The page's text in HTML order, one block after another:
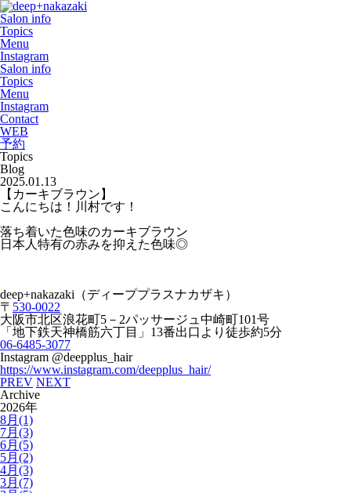
Salon info
Topics
Menu
Instagram
Salon info
Topics
Menu
Instagram
Contact
WEB
予約
Topics
Blog
2025.01.13
【カーキブラウン】
こんにちは！川村です！
落ち着いた色味のカーキブラウン
日本人特有の赤みを抑えた色味◎
deep+nakazaki（ディーププラスナカザキ）
〒 530-0022
大阪市北区浪花町5－2パッサージュ中崎町101号
「地下鉄天神橋筋六丁目」13番出口より徒歩約5分
06-6485-3077
Instagram @deepplus_hair
https://www.instagram.com/deepplus_hair/
PREV NEXT
Archive
2026年
8月(1)
7月(3)
6月(5)
5月(2)
4月(3)
3月(7)